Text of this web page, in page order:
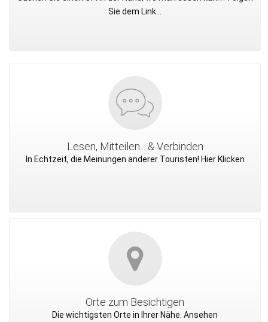
Sie dem Link...
Lesen, Mitteilen... & Verbinden
In Echtzeit, die Meinungen anderer Touristen! Hier Klicken
Orte zum Besichtigen
Die wichtigsten Orte in Ihrer Nähe. Ansehen